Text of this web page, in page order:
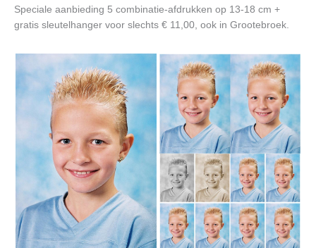
Speciale aanbieding 5 combinatie-afdrukken op 13-18 cm +
gratis sleutelhanger voor slechts € 11,00, ook in Grootebroek.